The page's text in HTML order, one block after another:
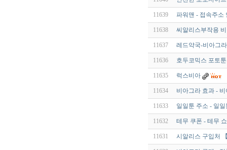
11639 파워맨 - 접속주소
11638 씨알리스부작용
11637 레드약국-비아그
11636 호두코믹스 포토
11635 럭스비아
11634 비아그라 효과 -
11633 일일툰 주소 - 일
11632 테무 쿠폰 - 테무
11631 시알리스 구입처